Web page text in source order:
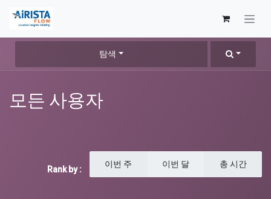
탐색
모든 사용자
Rank by :
이번 주 이번 달 총 시간